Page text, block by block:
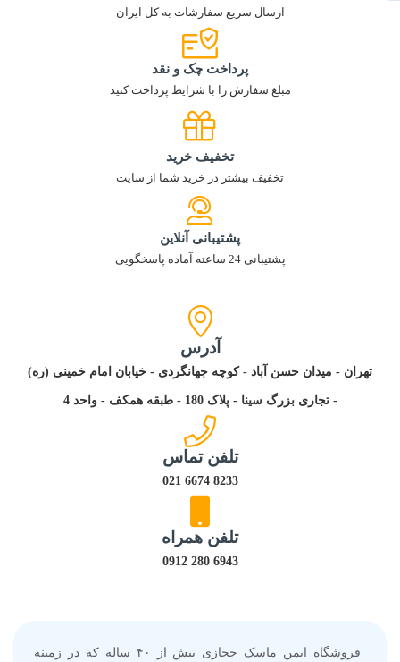
ارسال سریع سفارشات به کل ایران
پرداخت چک و نقد
مبلغ سفارش را با شرایط پرداخت کنید
تخفیف خرید
تخفیف بیشتر در خرید شما از سایت
پشتیبانی آنلاین
پشتیبانی 24 ساعته آماده پاسخگویی
آدرس
تهران - میدان حسن آباد - کوچه جهانگردی - خیابان امام خمینی (ره)
- تجاری بزرگ سینا - پلاک 180 - طبقه همکف - واحد 4
تلفن تماس
8233 6674 021
تلفن همراه
6943 280 0912
فروشگاه ایمن ماسک حجازی بیش از ۴۰ ساله که در زمینه